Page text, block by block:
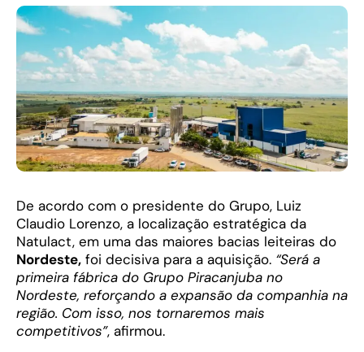
De acordo com o presidente do Grupo, Luiz
Claudio Lorenzo, a localização estratégica da
Natulact, em uma das maiores bacias leiteiras do
Nordeste, foi decisiva para a aquisição. “Será a
primeira fábrica do Grupo Piracanjuba no
Nordeste, reforçando a expansão da companhia na
região. Com isso, nos tornaremos mais
competitivos”, afirmou.